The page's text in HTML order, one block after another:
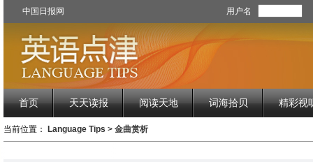
中国日报网 用户名
首页 天天读报 阅读天地 词海拾贝 精彩视
当前位置： Language Tips > 金曲赏析